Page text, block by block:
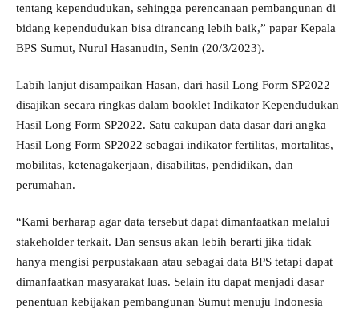
tentang kependudukan, sehingga perencanaan pembangunan di
bidang kependudukan bisa dirancang lebih baik,” papar Kepala
BPS Sumut, Nurul Hasanudin, Senin (20/3/2023).
Labih lanjut disampaikan Hasan, dari hasil Long Form SP2022
disajikan secara ringkas dalam booklet Indikator Kependudukan
Hasil Long Form SP2022. Satu cakupan data dasar dari angka
Hasil Long Form SP2022 sebagai indikator fertilitas, mortalitas,
mobilitas, ketenagakerjaan, disabilitas, pendidikan, dan
perumahan.
“Kami berharap agar data tersebut dapat dimanfaatkan melalui
stakeholder terkait. Dan sensus akan lebih berarti jika tidak
hanya mengisi perpustakaan atau sebagai data BPS tetapi dapat
dimanfaatkan masyarakat luas. Selain itu dapat menjadi dasar
penentuan kebijakan pembangunan Sumut menuju Indonesia